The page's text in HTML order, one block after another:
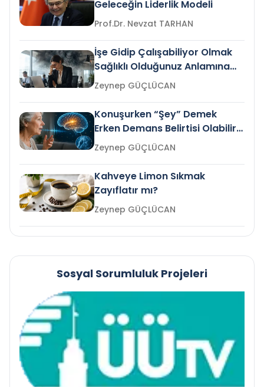
Geleceğin Liderlik Modeli
Prof.Dr. Nevzat TARHAN
İşe Gidip Çalışabiliyor Olmak
Sağlıklı Olduğunuz Anlamına
Gelir mi?Zeynep GÜÇLÜCAN
Konuşurken “Şey” Demek
Erken Demans Belirtisi Olabilir
mi?
Zeynep GÜÇLÜCAN
Kahveye Limon Sıkmak
Zayıflatır mı?
Zeynep GÜÇLÜCAN
Sosyal Sorumluluk Projeleri